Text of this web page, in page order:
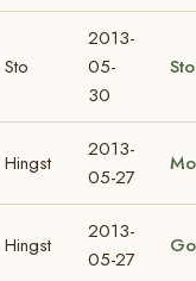
Sto
2013-
05-
30
Hingst
2013-
05-27
Hingst
2013-
05-27